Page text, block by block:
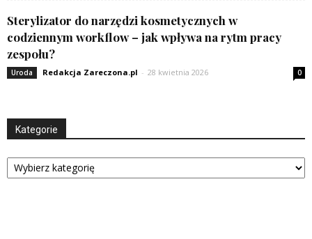
Sterylizator do narzędzi kosmetycznych w
codziennym workflow – jak wpływa na rytm pracy
zespołu?
Uroda Redakcja Zareczona.pl - 28 kwietnia 2026 0
Kategorie
Kategorie